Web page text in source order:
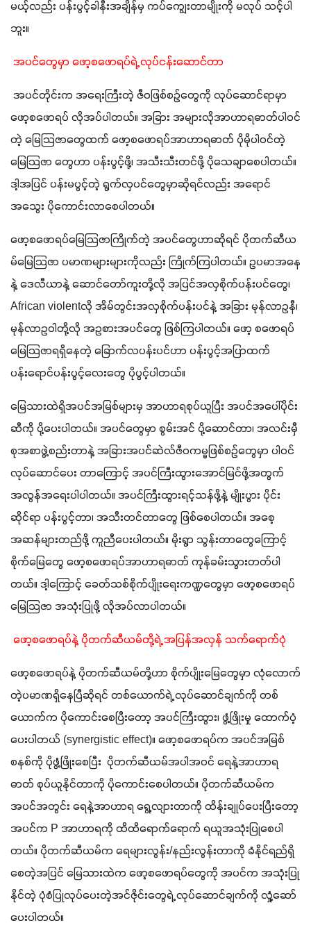
မယ့်လည်း ပန်းပွင့်ခါနီးအချိန်မှ ကပ်ကျွေးတာမျိုးကို မလုပ် သင့်ပါ
ဘူး။
အပင်တွေမှာ ဖော့စဖောရပ်ရဲ့ လုပ်ငန်းဆောင်တာ
အပင်တိုင်းက အရေးကြီးတဲ့ ဇီဝဖြစ်စဉ်တွေကို လုပ်ဆောင်ရာမှာ
ဖော့စဖောရပ် လိုအပ်ပါတယ်။ အခြား အများလိုအာဟာရဓာတ်ပါဝင်
တဲ့ မြေသြဇာတွေထက် ဖော့စဖောရပ်အာဟာရဓာတ် ပိုမိုပါဝင်တဲ့
မြေသြဇာ တွေဟာ ပန်းပွင့်ဖို့၊ အသီးသီးတင်ဖို့ ပိုသေချာစေပါတယ်။
ဒါ့အပြင် ပန်းမပွင့်တဲ့ ရွက်လှပင်တွေမှာဆိုရင်လည်း အရောင်
အသွေး ပိုကောင်းလာစေပါတယ်။
ဖော့စဖောရပ်မြေသြဇာကြိုက်တဲ့ အပင်တွေဟာဆိုရင် ပိုတက်ဆီယ
မ်မြေသြဇာ ပမာဏများများကိုလည်း ကြိုက်ကြပါတယ်။ ဥပမာအနေ
နဲ့ ဒေလီယာနဲ့ ဆောင်တော်ကူးတို့လို အပြင်အလှစိုက်ပန်းပင်တွေ၊
African violentလို အိမ်တွင်းအလှစိုက်ပန်းပင်နဲ့ အခြား မုန်လာဥနီ၊
မုန်လာဥဝါတို့လို အဥစားအပင်တွေ ဖြစ်ကြပါတယ်။ ဖော့ စဖောရပ်
မြေသြဇာရရှိနေတဲ့ ခြောက်လပန်းပင်ဟာ ပန်းပွင့်အပြာထက်
ပန်းရောင်ပန်းပွင့်လေးတွေ ပိုပွင့်ပါတယ်။
မြေသားထဲရှိအပင်အမြစ်များမှ အာဟာရစုပ်ယူပြီး အပင်အပေါ်ပိုင်း
ဆီကို ပို့ပေးပါတယ်။ အပင်တွေမှာ စွမ်းအင် ပို့ဆောင်တာ၊ အလင်းမှီ
စုအစာဖွဲ့စည်းတာနဲ့ အခြားအပင်ဆဲလ်ဇီဝကမ္မဖြစ်စဉ်တွေမှာ ပါဝင်
လုပ်ဆောင်ပေး တာကြောင့် အပင်ကြီးထွားအောင်မြင်ဖို့အတွက်
အလွန်အရေးပါပါတယ်။ အပင်ကြီးထွားရင့်သန်ဖို့နဲ့ မျိုးပွား ပိုင်း
ဆိုင်ရာ ပန်းပွင့်တာ၊ အသီးတင်တာတွေ ဖြစ်စေပါတယ်။ အစေ့
အဆန်များတည်ဖို့ ကူညီပေးပါတယ်။ မိုးရွာ သွန်းတာတွေကြောင့်
စိုက်မြေတွေ ဖော့စဖောရပ်အာဟာရဓာတ် ကုန်ခမ်းသွားတတ်ပါ
တယ်။ ဒါ့ကြောင့် ခေတ်သစ်စိုက်ပျိုးရေးကဏ္ဍတွေမှာ ဖော့စဖောရပ်
မြေသြဇာ အသုံးပြုဖို့ လိုအပ်လာပါတယ်။
ဖော့စဖောရပ်နဲ့ ပိုတက်ဆီယမ်တို့ရဲ့ အပြန်အလှန် သက်‌ရောက်ပုံ
ဖော့စဖောရပ်နဲ့ ပိုတက်ဆီယမ်တို့ဟာ စိုက်ပျိုးမြေတွေမှာ လုံလောက်
တဲ့ပမာဏရှိ‌နေပြီဆိုရင် တစ်ယောက်ရဲ့ လုပ်ဆောင်ချက်ကို တစ်
ယောက်က ပိုကောင်းစေပြီးတော့ အပင်ကြီးထွား၊ ဖွံ့ဖြိုးမှု ထောက်ပံ့
ပေးပါတယ် (synergistic effect)။ ဖော့စဖောရပ်က အပင်အမြစ်
စနစ်ကို ပိုဖွံ့ဖြိုးစေပြီး  ပိုတက်ဆီယမ်အပါအဝင် ရေနဲ့အာဟာရ
ဓာတ် စုပ်ယူနိုင်တာကို ပိုကောင်းစေပါတယ်။ ပိုတက်ဆီယမ်က
အပင်အတွင်း ရေနဲ့အာဟာရ ရွေ့လျားတာကို ထိန်းချုပ်ပေးပြီးတော့
အပင်က P အာဟာရကို ထိထိရောက်ရောက် ရယူအသုံးပြုစေပါ
တယ်။ ပိုတက်ဆီယမ်က ရေများလွန်း/နည်းလွန်းတာကို ခံနိုင်ရည်ရှိ
စေတဲ့အပြင် မြေသားထဲက ဖော့စဖောရပ်တွေကို အပင်က အသုံးပြု
နိုင်တဲ့ ပုံစံပြုလုပ်ပေးတဲ့အင်ဇိုင်းတွေရဲ့ လုပ်ဆောင်ချက်ကို လှုံ့ဆော်
ပေးပါတယ်။